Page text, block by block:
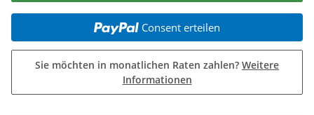
Consent erteilen
Sie möchten in monatlichen Raten zahlen? Weitere
Informationen